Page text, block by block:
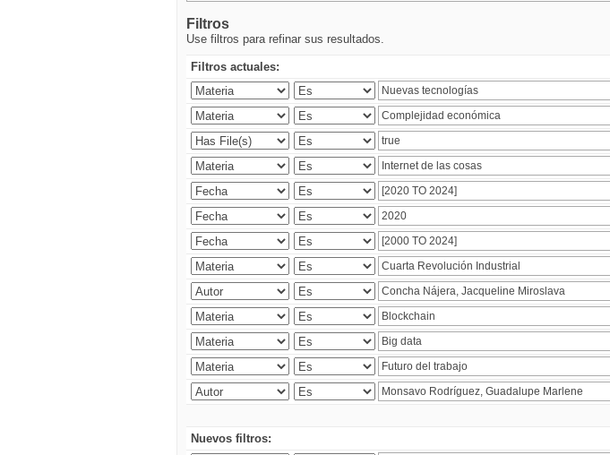
Filtros
Use filtros para refinar sus resultados.
Filtros actuales:
Nuevos filtros: